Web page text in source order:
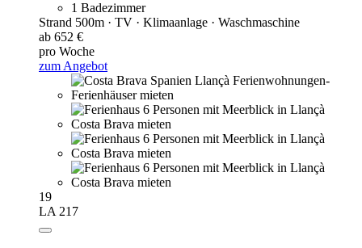
1 Badezimmer
Strand 500m · TV · Klimaanlage · Waschmaschine
ab 652 €
pro Woche
zum Angebot
19
LA 217